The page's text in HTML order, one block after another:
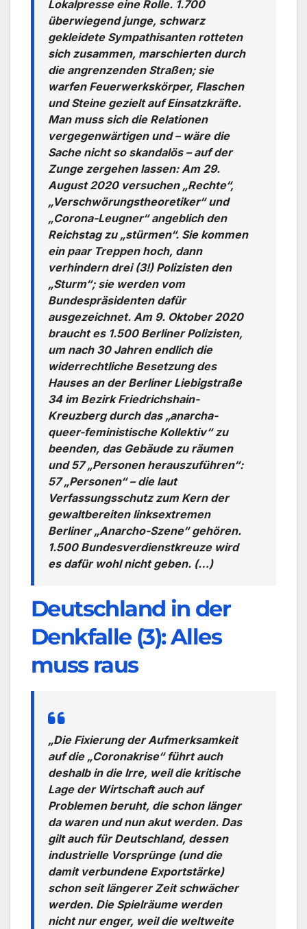
Lokalpresse eine Rolle. 1.700
überwiegend junge, schwarz
gekleidete Sympathisanten rotteten
sich zusammen, marschierten durch
die angrenzenden Straßen; sie
warfen Feuerwerkskörper, Flaschen
und Steine gezielt auf Einsatzkräfte.
Man muss sich die Relationen
vergegenwärtigen und – wäre die
Sache nicht so skandalös – auf der
Zunge zergehen lassen: Am 29.
August 2020 versuchen „Rechte“,
„Verschwörungstheoretiker“ und
„Corona-Leugner“ angeblich den
Reichstag zu „stürmen“. Sie kommen
ein paar Treppen hoch, dann
verhindern drei (3!) Polizisten den
„Sturm“; sie werden vom
Bundespräsidenten dafür
ausgezeichnet. Am 9. Oktober 2020
braucht es 1.500 Berliner Polizisten,
um nach 30 Jahren endlich die
widerrechtliche Besetzung des
Hauses an der Berliner Liebigstraße
34 im Bezirk Friedrichshain-
Kreuzberg durch das „anarcha-
queer-feministische Kollektiv“ zu
beenden, das Gebäude zu räumen
und 57 „Personen herauszuführen“:
57 „Personen“ – die laut
Verfassungsschutz zum Kern der
gewaltbereiten linksextremen
Berliner „Anarcho-Szene“ gehören.
1.500 Bundesverdienstkreuze wird
es dafür wohl nicht geben. (…)
Deutschland in der
Denkfalle (3): Alles
muss raus
„Die Fixierung der Aufmerksamkeit
auf die „Coronakrise“ führt auch
deshalb in die Irre, weil die kritische
Lage der Wirtschaft auch auf
Problemen beruht, die schon länger
da waren und nun akut werden. Das
gilt auch für Deutschland, dessen
industrielle Vorsprünge (und die
damit verbundene Exportstärke)
schon seit längerer Zeit schwächer
werden. Die Spielräume werden
nicht nur enger, weil die weltweite